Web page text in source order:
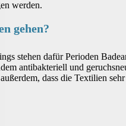
werden.
gehen?
stehen dafür Perioden
antibakteriell und
dass die Textilien